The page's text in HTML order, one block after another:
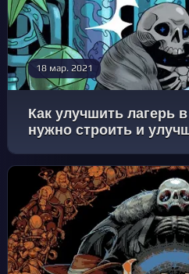
18 мар. 2021
Как улучшить лагерь
нужно строить и